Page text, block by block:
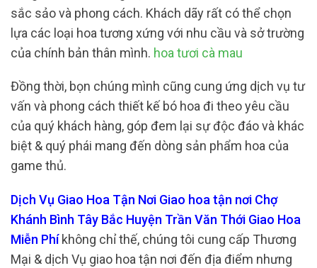
sắc sảo và phong cách. Khách dãy rất có thể chọn
lựa các loại hoa tương xứng với nhu cầu và sở trường
của chính bản thân mình. hoa tươi cà mau
Đồng thời, bọn chúng mình cũng cung ứng dịch vụ tư
vấn và phong cách thiết kế bó hoa đi theo yêu cầu
của quý khách hàng, góp đem lại sự độc đáo và khác
biệt & quý phái mang đến dòng sản phẩm hoa của
game thủ.
Dịch Vụ Giao Hoa Tận Nơi Giao hoa tận nơi Chợ
Khánh Bình Tây Bắc Huyện Trần Văn Thới Giao Hoa
Miễn Phíkhông chỉ thế, chúng tôi cung cấp Thương
Mại & dịch Vụ giao hoa tận nơi đến địa điểm nhưng